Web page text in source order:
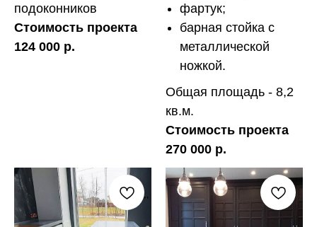
подоконников
Стоимость проекта
124 000 р.
фартук;
барная стойка с
металлической
ножкой.
Общая площадь - 8,2
кв.м.
Стоимость проекта
270 000 р.